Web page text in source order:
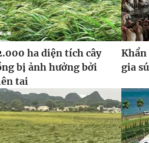
ha diện tích cây
bị ảnh hưởng bởi
tai
gia